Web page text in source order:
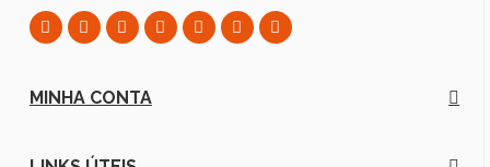
MINHA CONTA